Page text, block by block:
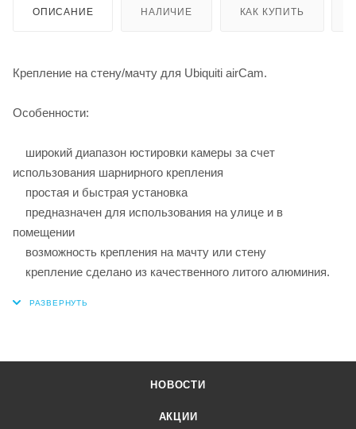
ОПИСАНИЕ НАЛИЧИЕ КАК КУПИТЬ
Крепление на стену/мачту для Ubiquiti airCam.
Особенности:
широкий диапазон юстировки камеры за счет
использования шарнирного крепления
простая и быстрая установка
предназначен для использования на улице и в
помещении
возможность крепления на мачту или стену
крепление сделано из качественного литого алюминия.
НОВОСТИ
АКЦИИ